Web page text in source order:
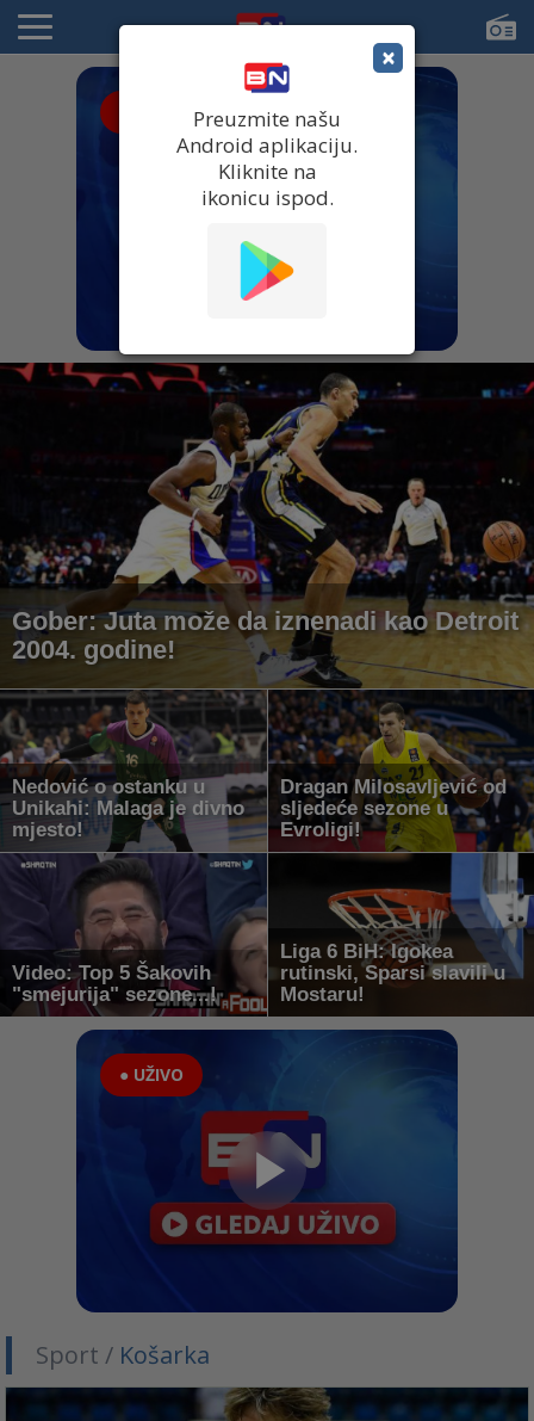
Gober: Juta može da iznenadi kao Detroit
2004. godine!
Nedović o ostanku u
Unikahi: Malaga je divno
mjesto!
Dragan Milosavljević od
sljedeće sezone u
Evroligi!
Video: Top 5 Šakovih
"smejurija" sezone...!
Liga 6 BiH: Igokea
rutinski, Sparsi slavili u
Mostaru!
● UŽIVO
Sport / Košarka
×
Preuzmite našu
Android aplikaciju.
Kliknite na
ikonicu ispod.